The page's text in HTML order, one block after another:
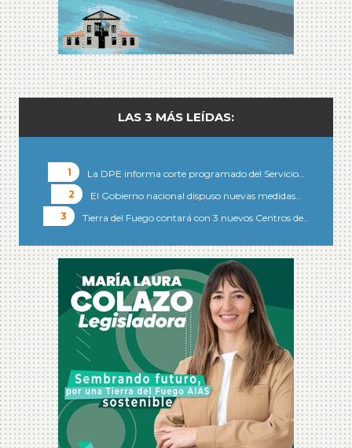
LAS 3 MÁS LEÍDAS:
La DPE informa corte programado del Servicio…
El Gobierno nacional dispuso nuevas medidas…
Tierra del Fuego contará con 3 nuevos Centros de…